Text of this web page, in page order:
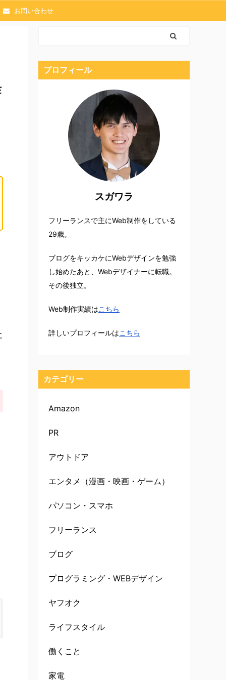
お問い合わせ
プロフィール
スガワラ
フリーランスで主にWeb制作をしている
29歳。
ブログをキッカケにWebデザインを勉強
し始めたあと、Webデザイナーに転職。
その後独立。
Web制作実績はこちら
詳しいプロフィールはこちら
カテゴリー
Amazon
PR
アウトドア
エンタメ（漫画・映画・ゲーム）
パソコン・スマホ
フリーランス
ブログ
プログラミング・WEBデザイン
ヤフオク
ライフスタイル
働くこと
家電